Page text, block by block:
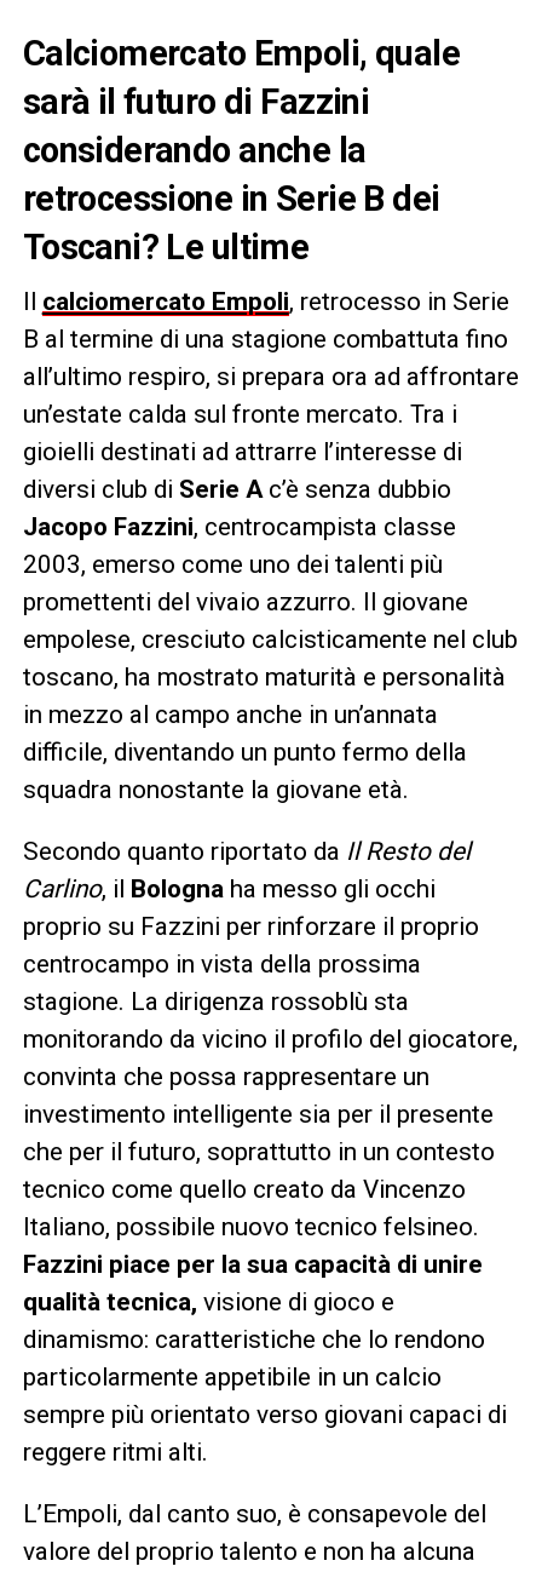
Calciomercato Empoli, quale
sarà il futuro di Fazzini
considerando anche la
retrocessione in Serie B dei
Toscani? Le ultime
Il calciomercato Empoli, retrocesso in Serie
B al termine di una stagione combattuta fino
all’ultimo respiro, si prepara ora ad affrontare
un’estate calda sul fronte mercato. Tra i
gioielli destinati ad attrarre l’interesse di
diversi club di Serie Ac’è senza dubbio
Jacopo Fazzini, centrocampista classe
2003, emerso come uno dei talenti più
promettenti del vivaio azzurro. Il giovane
empolese, cresciuto calcisticamente nel club
toscano, ha mostrato maturità e personalità
in mezzo al campo anche in un’annata
difficile, diventando un punto fermo della
squadra nonostante la giovane età.
Secondo quanto riportato da Il Resto del
Carlino, il Bologna ha messo gli occhi
proprio su Fazzini per rinforzare il proprio
centrocampo in vista della prossima
stagione. La dirigenza rossoblù sta
monitorando da vicino il profilo del giocatore,
convinta che possa rappresentare un
investimento intelligente sia per il presente
che per il futuro, soprattutto in un contesto
tecnico come quello creato da Vincenzo
Italiano, possibile nuovo tecnico felsineo.
Fazzini piace per la sua capacità di unire
qualità tecnica, visione di gioco e
dinamismo: caratteristiche che lo rendono
particolarmente appetibile in un calcio
sempre più orientato verso giovani capaci di
reggere ritmi alti.
L’Empoli, dal canto suo, è consapevole del
valore del proprio talento e non ha alcuna